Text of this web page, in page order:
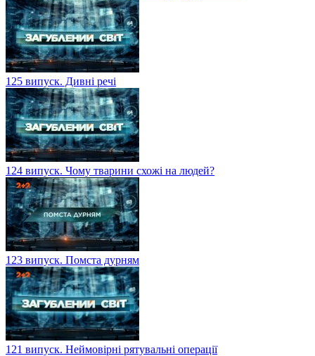
125 випуск. Дивні речі
124 випуск. Чому тварини схожі на людей?
123 випуск. Помста дурням
121 випуск. Неймовірні рятувальні операції